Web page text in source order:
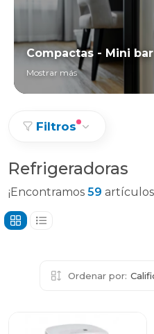
Compactas - Mini bar
Mostrar más
Filtros
Refrigeradoras
¡Encontramos 59 artículos
Ordenar por: